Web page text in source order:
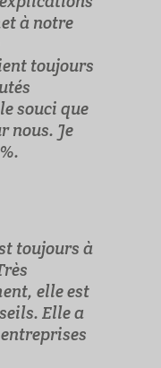
à notre
toujours
souci que
nous. Je
toujours à
elle est
Elle a